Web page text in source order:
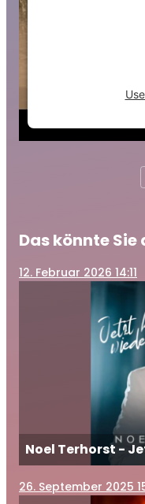
Das könnte
12. Februar 2026 14:11
Noel Terhorst -
26. September 2025